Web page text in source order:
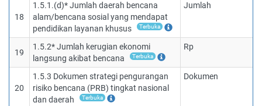
18
1.5.1.(d)* Jumlah daerah bencana
alam/bencana sosial yang mendapat
pendidikan layanan khusus
Terbuka
Jumlah
19
1.5.2* Jumlah kerugian ekonomi
langsung akibat bencana
Terbuka
Rp
20
1.5.3 Dokumen strategi pengurangan
risiko bencana (PRB) tingkat nasional
dan daerah
Terbuka
Dokumen